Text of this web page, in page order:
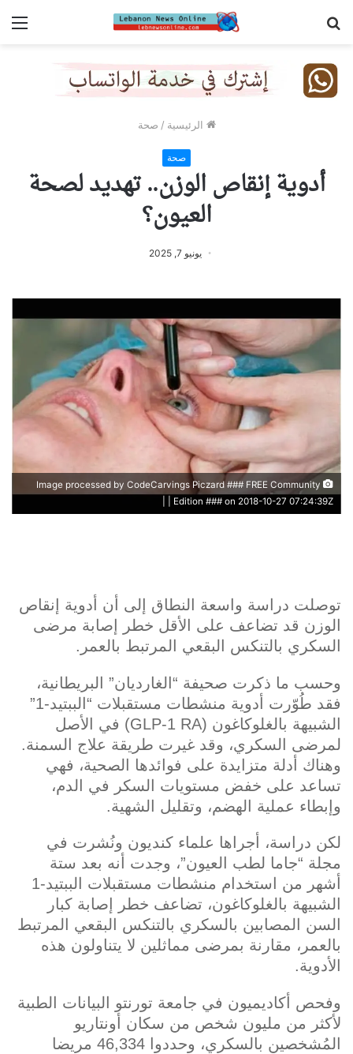
الرئيسية / صحة
صحة
أدوية إنقاص الوزن.. تهديد لصحة
العيون؟
يونيو 7, 2025
Image processed by CodeCarvings Piczard ### FREE Community
Edition ### on 2018-10-27 07:24:39Z | |
توصلت دراسة واسعة النطاق إلى أن أدوية إنقاص
الوزن قد تضاعف على الأقل خطر إصابة مرضى
السكري بالتنكس البقعي المرتبط بالعمر.
وحسب ما ذكرت صحيفة “الغارديان” البريطانية،
فقد طُوّرت أدوية منشطات مستقبلات “الببتيد-1”
الشبيهة بالغلوكاغون (GLP-1 RA) في الأصل
لمرضى السكري، وقد غيرت طريقة علاج السمنة.
وهناك أدلة متزايدة على فوائدها الصحية، فهي
تساعد على خفض مستويات السكر في الدم،
وإبطاء عملية الهضم، وتقليل الشهية.
لكن دراسة، أجراها علماء كنديون ونُشرت في
مجلة “جاما لطب العيون”، وجدت أنه بعد ستة
أشهر من استخدام منشطات مستقبلات الببتيد-1
الشبيهة بالغلوكاغون، تضاعف خطر إصابة كبار
السن المصابين بالسكري بالتنكس البقعي المرتبط
بالعمر، مقارنة بمرضى مماثلين لا يتناولون هذه
الأدوية.
وفحص أكاديميون في جامعة تورنتو البيانات الطبية
لأكثر من مليون شخص من سكان أونتاريو
المُشخصين بالسكري، وحددوا 46,334 مريضا